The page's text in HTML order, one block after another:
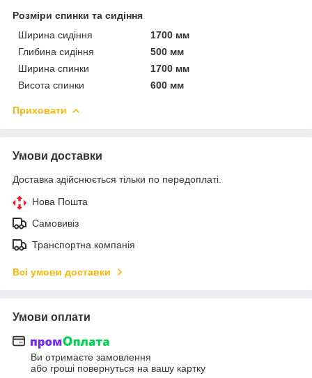
Розміри спинки та сидіння
Ширина сидіння
1700 мм
Глибина сидіння
500 мм
Ширина спинки
1700 мм
Висота спинки
600 мм
Приховати
Умови доставки
Доставка здійснюється тільки по передоплаті.
Нова Пошта
Самовивіз
Транспортна компанія
Всі умови доставки
Умови оплати
Ви отримаєте замовлення
або гроші повернуться на вашу картку